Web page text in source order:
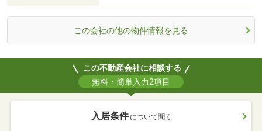
この会社の他の物件情報を見る
この不動産会社に相談する
無料・簡単入力2項目
入居条件 について聞く